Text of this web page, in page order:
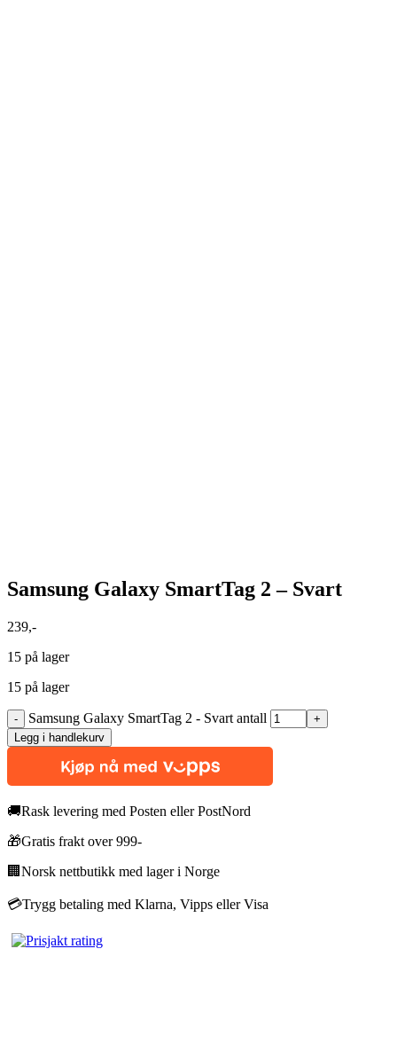
Samsung Galaxy SmartTag 2 – Svart
239,-
15 på lager
15 på lager
Samsung Galaxy SmartTag 2 - Svart antall
Legg i handlekurv
🚚Rask levering med Posten eller PostNord
🎁Gratis frakt over 999-
🏢 Norsk nettbutikk med lager i Norge
💳Trygg betaling med Klarna, Vipps eller Visa